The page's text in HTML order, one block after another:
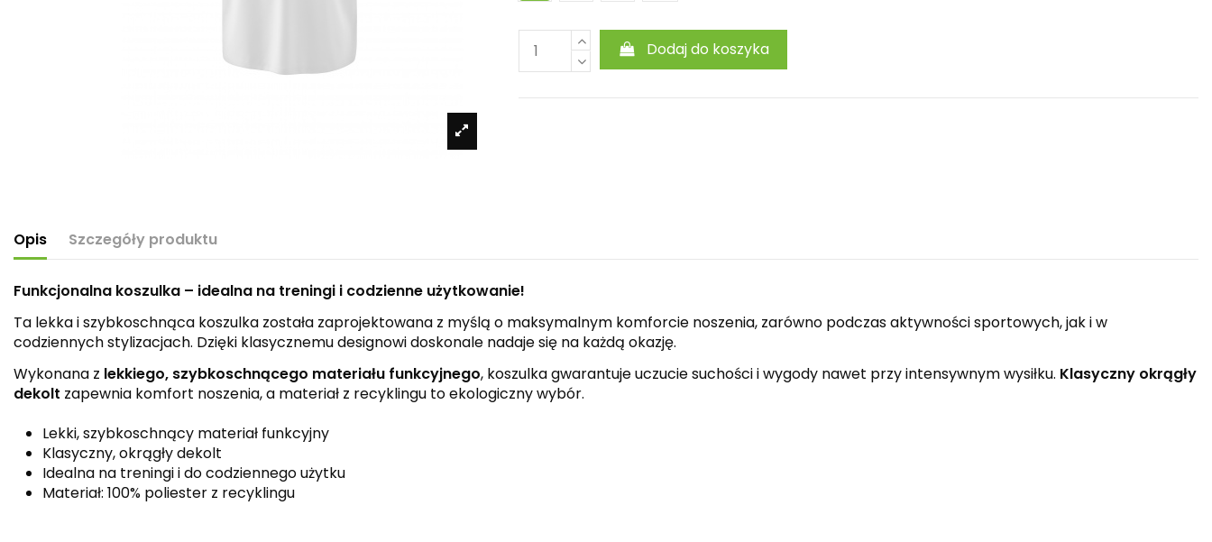
Dodaj do koszyka
Opis Szczegóły produktu
Funkcjonalna koszulka – idealna na treningi i codzienne użytkowanie!
Ta lekka i szybkoschnąca koszulka została zaprojektowana z myślą o maksymalnym komforcie noszenia, zarówno podczas aktywności sportowych, jak i w
codziennych stylizacjach. Dzięki klasycznemu designowi doskonale nadaje się na każdą okazję.
Wykonana z lekkiego, szybkoschnącego materiału funkcyjnego, koszulka gwarantuje uczucie suchości i wygody nawet przy intensywnym wysiłku. Klasyczny okrągły
dekolt zapewnia komfort noszenia, a materiał z recyklingu to ekologiczny wybór.
Lekki, szybkoschnący materiał funkcyjny
Klasyczny, okrągły dekolt
Idealna na treningi i do codziennego użytku
Materiał: 100% poliester z recyklingu